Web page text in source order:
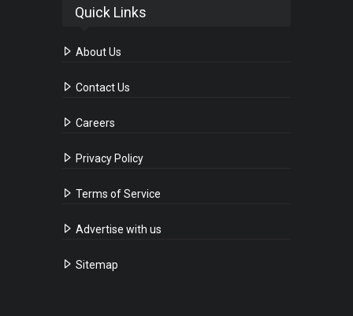
Quick Links
About Us
Contact Us
Careers
Privacy Policy
Terms of Service
Advertise with us
Sitemap